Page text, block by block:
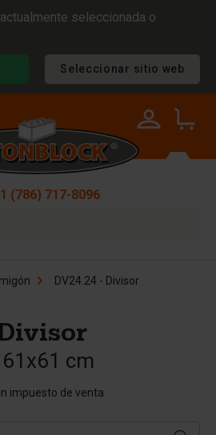
seleccionada o
Seleccionar sitio web
(786) 717-8096
DV24.24 - Divisor
cm
impuesto de venta